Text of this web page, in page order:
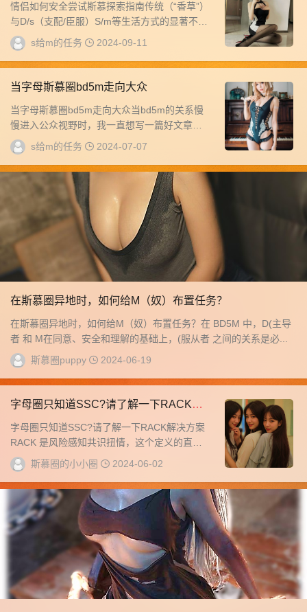
情侣如何安全尝试斯慕探索指南传统（“香草”）
与D/s（支配/臣服）S/m等生活方式的显著不同
在于，D/s通常要求更多的沟通。找出...
s给m的任务 2024-09-11
当字母斯慕圈bd5m走向大众
当字母斯慕圈bd5m走向大众当bd5m的关系慢
慢进入公众视野时，我一直想写一篇好文章，
清楚地表达我的一些个人观点。我还没有找到
机...
s给m的任务 2024-07-07
在斯慕圈异地时，如何给M（奴）布置任务？
在斯慕圈异地时，如何给M（奴）布置任务？在 BD5M 中，D(主导
者 和 M在同意、安全和理解的基础上，(服从者 之间的关系是必...
斯慕圈puppy
2024-06-19
字母圈只知道SSC?请了解一下RACK解
决方案
字母圈只知道SSC?请了解一下RACK解决方案
RACK 是风险感知共识扭情，这个定义的直译
意思是“风险意识的共识扭结”。它的是为...
斯慕圈的小小圈 2024-06-02